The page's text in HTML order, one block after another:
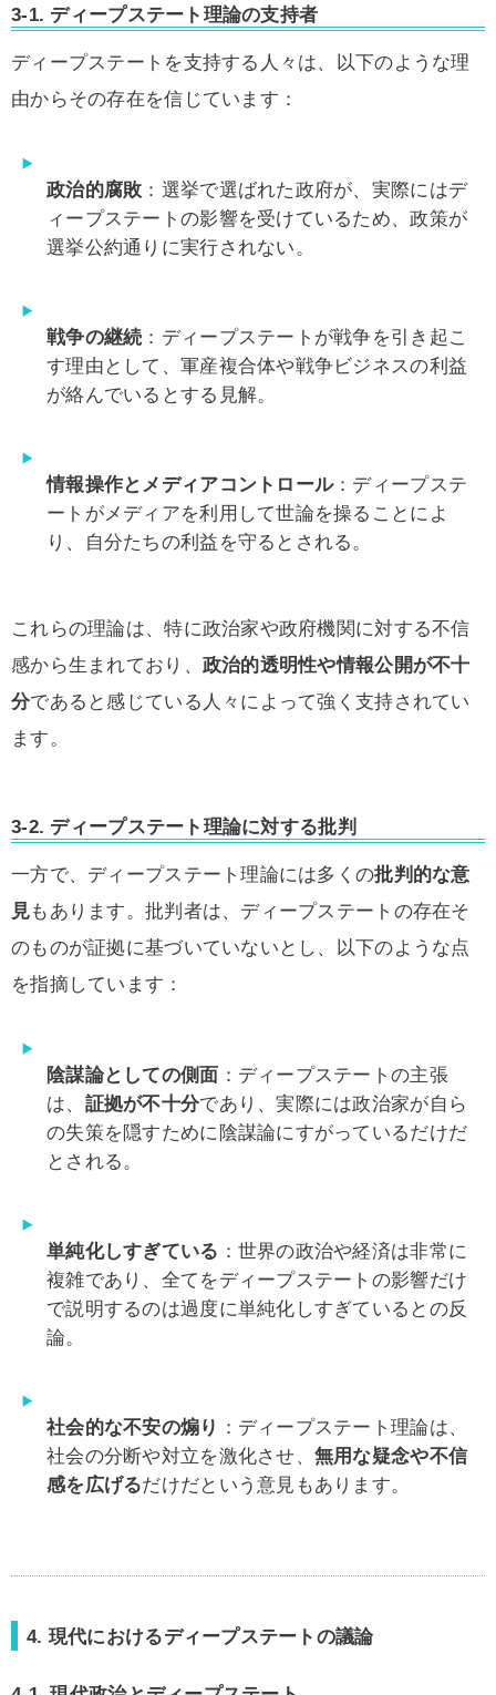
3-1. ディープステート理論の支持者
ディープステートを支持する人々は、以下のような理
由からその存在を信じています：
政治的腐敗 ：選挙で選ばれた政府が、実際にはデ
ィープステートの影響を受けているため、政策が
選挙公約通りに実行されない。
戦争の継続 ：ディープステートが戦争を引き起こ
す理由として、軍産複合体や戦争ビジネスの利益
が絡んでいるとする見解。
情報操作とメディアコントロール：ディープステ
ートがメディアを利用して世論を操ることによ
り、自分たちの利益を守るとされる。
これらの理論は、特に政治家や政府機関に対する不信
感から生まれており、 政治的透明性や情報公開が不十
分であると感じている人々によって強く支持されてい
ます。
3-2. ディープステート理論に対する批判
一方で、ディープステート理論には多くの批判的な意
見もあります。批判者は、ディープステートの存在そ
のものが証拠に基づいていないとし、以下のような点
を指摘しています：
陰謀論としての側面 ：ディープステートの主張
は、 証拠が不十分であり、実際には政治家が自ら
の失策を隠すために陰謀論にすがっているだけだ
とされる。
単純化しすぎている ：世界の政治や経済は非常に
複雑であり、全てをディープステートの影響だけ
で説明するのは過度に単純化しすぎているとの反
論。
社会的な不安の煽り ：ディープステート理論は、
社会の分断や対立を激化させ、 無用な疑念や不信
感を広げるだけだという意見もあります。
4. 現代におけるディープステートの議論